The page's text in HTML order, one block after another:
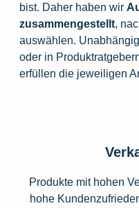
bist. Daher haben wir
zusammengestellt,
auswählen.
oder in
erfüllen die jeweiligen
Produkte mit hohen
hohe